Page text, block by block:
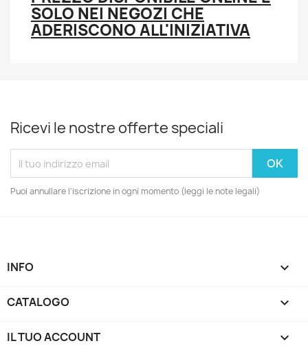
SOLO NEI NEGOZI CHE
ADERISCONO ALL'INIZIATIVA
Ricevi le nostre offerte speciali
Puoi annullare l'iscrizione in ogni momento (leggi le note legali)
INFO 
CATALOGO 
IL TUO ACCOUNT 